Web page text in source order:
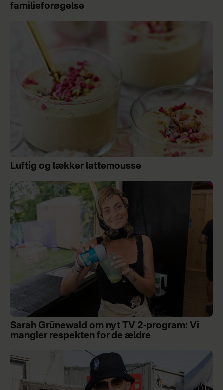
familieforøgelse
Luftig og lækker lattemousse
Sarah Grünewald om nyt TV 2-program: Vi
mangler respekten for de ældre